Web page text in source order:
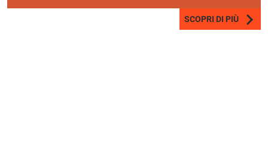
SCOPRI DI PIÙ